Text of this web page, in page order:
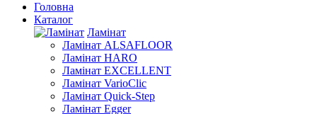
Головна
Каталог
Ламінат
Ламінат ALSAFLOOR
Ламінат HARO
Ламінат EXCELLENT
Ламінат VarioClic
Ламінат Quick-Step
Ламінат Egger